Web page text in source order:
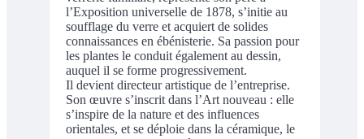
l’Exposition universelle de 1878, s’initie au
soufflage du verre et acquiert de solides
connaissances en ébénisterie. Sa passion pour
les plantes le conduit également au dessin,
auquel il se forme progressivement.
Il devient directeur artistique de l’entreprise.
Son œuvre s’inscrit dans l’Art nouveau : elle
s’inspire de la nature et des influences
orientales, et se déploie dans la céramique, le